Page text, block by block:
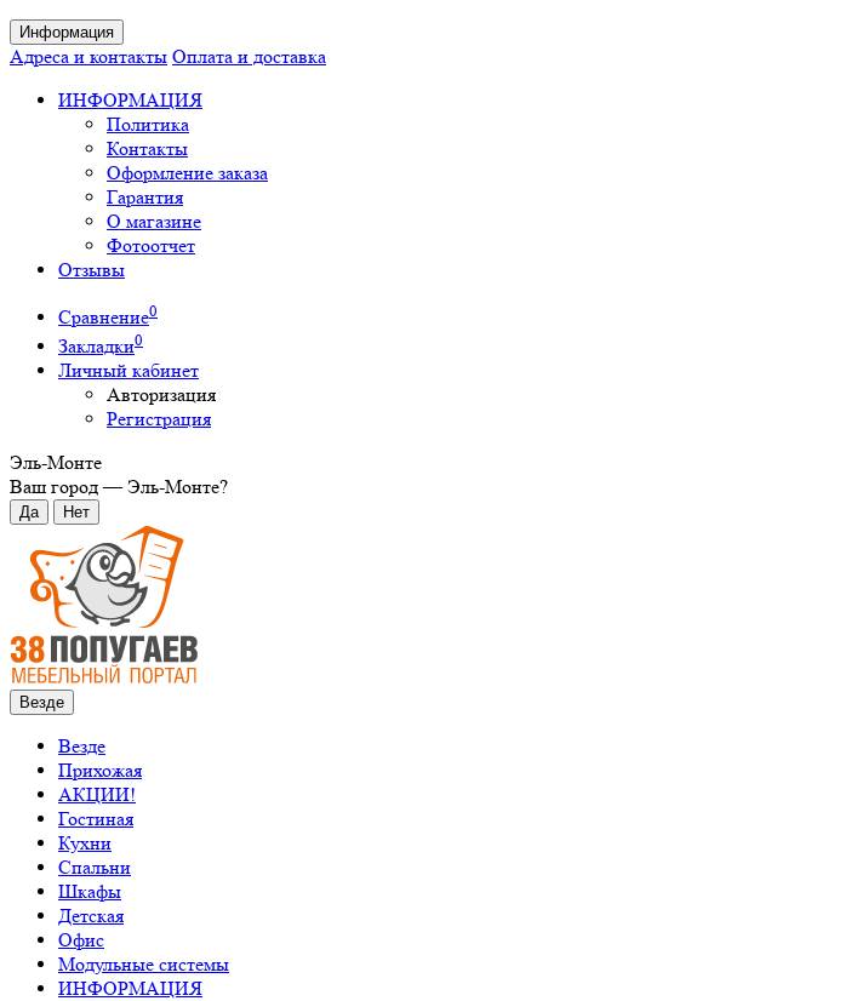
Информация
Адреса и контакты Оплата и доставка
ИНФОРМАЦИЯ
Политика
Контакты
Оформление заказа
Гарантия
О магазине
Фотоотчет
Отзывы
Сравнение0
Закладки0
Личный кабинет
Авторизация
Регистрация
Эль-Монте
Ваш город —Эль-Монте?
Везде
Везде
Прихожая
АКЦИИ!
Гостиная
Кухни
Спальни
Шкафы
Детская
Офис
Модульные системы
ИНФОРМАЦИЯ